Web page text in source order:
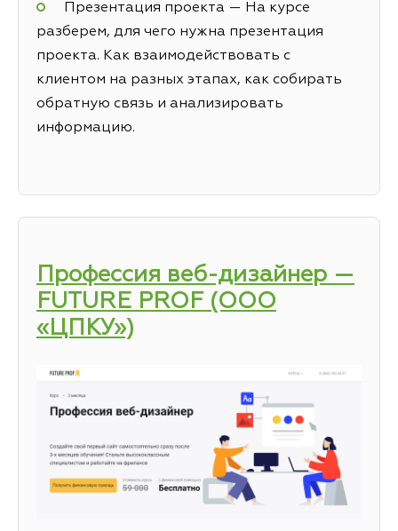
Презентация проекта — На курсе
разберем, для чего нужна презентация
проекта. Как взаимодействовать с
клиентом на разных этапах, как собирать
обратную связь и анализировать
информацию.
Профессия веб-дизайнер —
FUTURE PROF (ООО
«ЦПКУ»)